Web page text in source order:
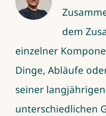
dem
einzelner
Dinge, Abläufe
seiner
unterschiedlichen